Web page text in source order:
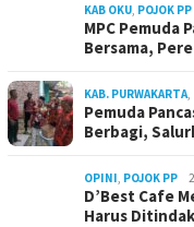
KAB OKU, POJOK PP
MPC Pemuda
Bersama,
KAB. PURWAKARTA,
Pemuda
Berbagi,
OPINI, POJOK PP
D’Best Cafe
Harus